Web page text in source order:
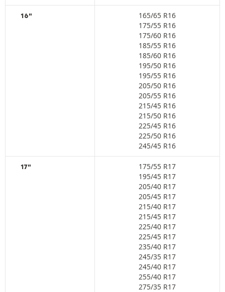
16"
165/65 R16
175/55 R16
175/60 R16
185/55 R16
185/60 R16
195/50 R16
195/55 R16
205/50 R16
205/55 R16
215/45 R16
215/50 R16
225/45 R16
225/50 R16
245/45 R16
17"
175/55 R17
195/45 R17
205/40 R17
205/45 R17
215/40 R17
215/45 R17
225/40 R17
225/45 R17
235/40 R17
245/35 R17
245/40 R17
255/40 R17
275/35 R17